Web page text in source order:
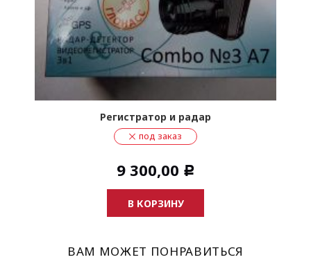
Регистратор и радар
под заказ
9 300,00 Р
В КОРЗИНУ
ВАМ МОЖЕТ ПОНРАВИТЬСЯ